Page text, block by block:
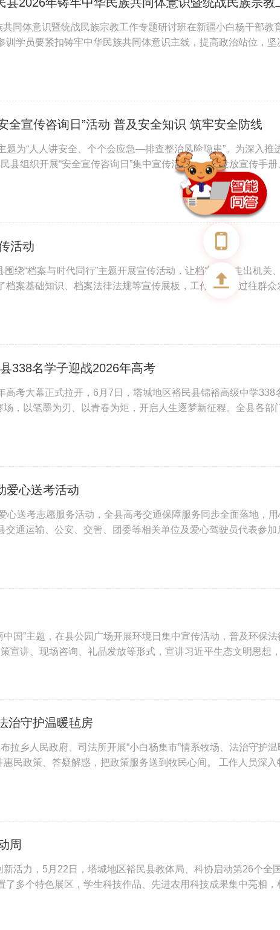
同体意识暨统战民族宗教工作专题研讨班在新疆小白杨干部教
训学员要紧扣铸牢中华民族共同体意识主线，提高政治站位，坚
全宣传咨询日”活动 普及安全知识 筑牢安全防线
题为“人人讲安全、个个会应急—排查整治风险隐患”。为深入推
县组织开展“安全宣传咨询日”集中宣传活动，通过发放宣传手册
，面向广大群众普及安全应急知识，切实提升全民安全防范与自
活动
绕“档案与时代同行”主题开展宣传活动，让档案工作走出机关
档案基础知识、档案法律法规等宣传展板，工作人员向过往群众
338名学子迎战2026年高考
高考大幕正式拉开，6月7日，塔城地区裕民县锦裕高级中学338
，以笔墨为刃、以青春为炬，开启人生逐梦新征程。全县各部
爱心送考活动
心送考志愿服务活动，全县高考交通保障服务同步全面落地，
交通运输、公安、交管、团委等相关单位及爱心驾驶员代表参加
国”主题，在县公园广场开展环境日集中宣传活动，普及环保法
宣讲、现场咨询、礼品发放等形式，宣讲习近平生态文明思想
治守护温暖毡房
拉乡人民政府、司法所开展“小白杨集市”情系牧场、法治守护温
民政策、答疑解惑，把政策服务送到牧民心间。 工作人员深入
周
活力，5月22日，塔城地区裕民县教体局、科协启动第26个全
了多个特色展区，学生科技作品、先进农用科技成果集中亮相，